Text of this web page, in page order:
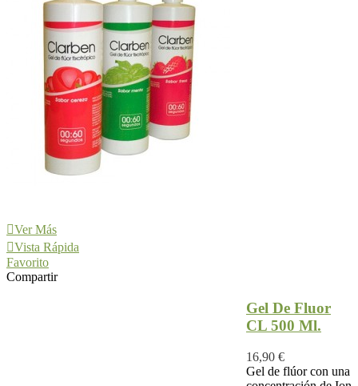
Ver Más
Vista Rápida
Favorito
Compartir
Gel De Fluor
CL 500 Ml.
16,90 €
Gel de flúor con una